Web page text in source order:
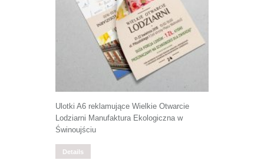
Ulotki A6 reklamujące Wielkie Otwarcie
Lodziarni Manufaktura Ekologiczna w
Świnoujściu
Details